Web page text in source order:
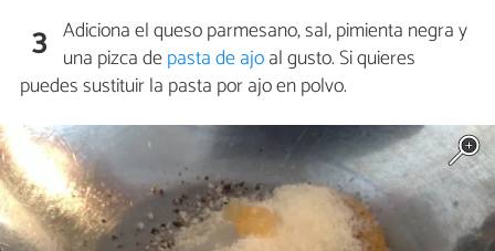
3 Adiciona el queso parmesano, sal, pimienta negra y
una pizca depasta de ajoal gusto. Si quieres
puedes sustituir la pasta por ajo en polvo.